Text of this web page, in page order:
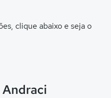
clique abaixo e seja o
Andraci